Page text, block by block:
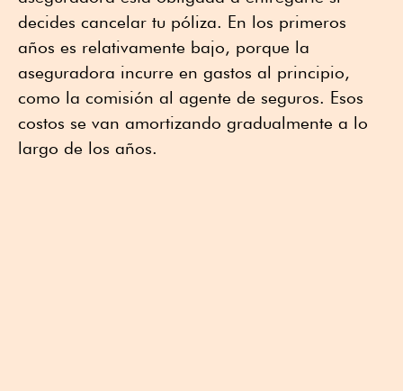
decides cancelar tu póliza. En los primeros
años es relativamente bajo, porque la
aseguradora incurre en gastos al principio,
como la comisión al agente de seguros. Esos
costos se van amortizando gradualmente a lo
largo de los años.